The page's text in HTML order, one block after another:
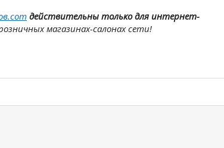
действительны только для интернет-
магазинах-салонах сети!